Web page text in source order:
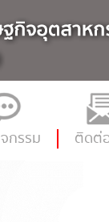
กรรม ติดต่